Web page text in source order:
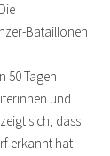
Bataillonen
50 Tagen
und
sich, dass
erkannt hat